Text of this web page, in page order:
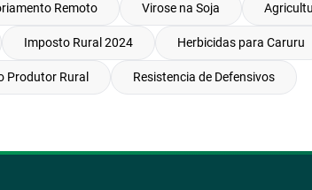
Remoto Virose na Soja
Imposto Rural 2024 Herbicidas para Caruru
Produtor Rural Resistencia de Defensivos